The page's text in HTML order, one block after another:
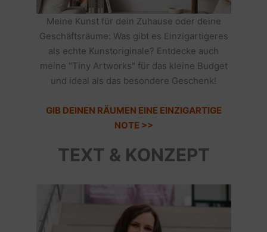
Meine Kunst für dein Zuhause oder deine
Geschäftsräume: Was gibt es Einzigartigeres
als echte Kunstoriginale? Entdecke auch
meine "Tiny Artworks" für das kleine Budget
und ideal als das besondere Geschenk!
GIB DEINEN RÄUMEN EINE EINZIGARTIGE
NOTE >>
TEXT & KONZEPT